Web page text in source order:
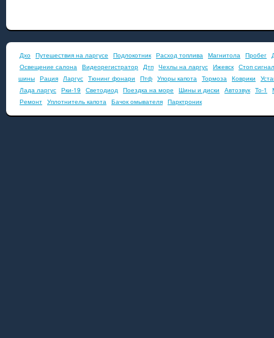
Дхо Путешествия на ларгусе Подлокотник Расход топлива Магнитола Пробег
Освещение салона Видеорегистратор Дтп Чехлы на ларгус Ижевск Стоп сигнал
шины Рация Ларгус Тюнинг фонари Птф Упоры капота Тормоза Коврики
Лада ларгус Рки-19 Светодиод Поездка на море Шины и диски Автозвук То-1
Ремонт Уплотнитель капота Бачок омывателя Парктроник